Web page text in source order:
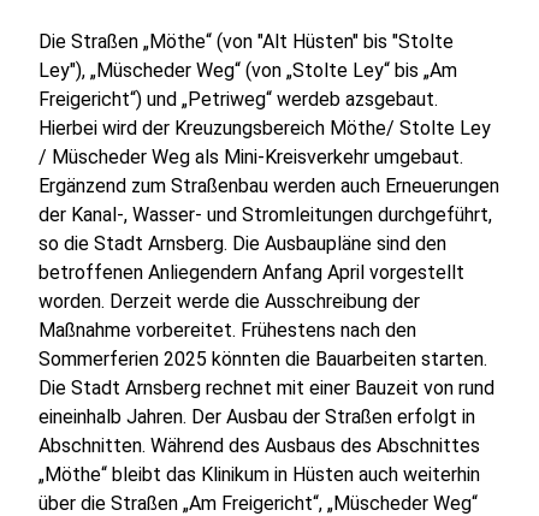
Die Straßen „Möthe“ (von "Alt Hüsten" bis "Stolte
Ley"), „Müscheder Weg“ (von „Stolte Ley“ bis „Am
Freigericht“) und „Petriweg“ werdeb azsgebaut.
Hierbei wird der Kreuzungsbereich Möthe/ Stolte Ley
/ Müscheder Weg als Mini-Kreisverkehr umgebaut.
Ergänzend zum Straßenbau werden auch Erneuerungen
der Kanal-, Wasser- und Stromleitungen durchgeführt,
so die Stadt Arnsberg. Die Ausbaupläne sind den
betroffenen Anliegendern Anfang April vorgestellt
worden. Derzeit werde die Ausschreibung der
Maßnahme vorbereitet. Frühestens nach den
Sommerferien 2025 könnten die Bauarbeiten starten.
Die Stadt Arnsberg rechnet mit einer Bauzeit von rund
eineinhalb Jahren. Der Ausbau der Straßen erfolgt in
Abschnitten. Während des Ausbaus des Abschnittes
„Möthe“ bleibt das Klinikum in Hüsten auch weiterhin
über die Straßen „Am Freigericht“, „Müscheder Weg“